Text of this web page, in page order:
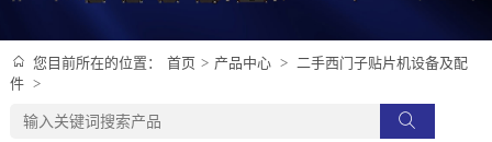
您目前所在的位置： 首页 > 产品中心 > 二手西门子贴片机设备及配
件 >